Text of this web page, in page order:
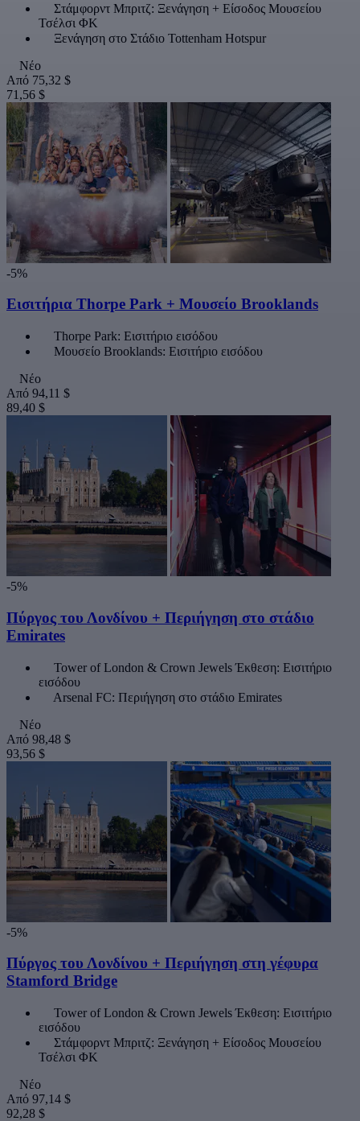
Στάμφορντ Μπριτζ: Ξενάγηση + Είσοδος Μουσείου
Τσέλσι ΦΚ
Ξενάγηση στο Στάδιο Tottenham Hotspur
Νέο
Από 75,32 $
71,56 $
-5%
Εισιτήρια Thorpe Park + Μουσείο Brooklands
Thorpe Park: Εισιτήριο εισόδου
Μουσείο Brooklands: Εισιτήριο εισόδου
Νέο
Από 94,11 $
89,40 $
-5%
Πύργος του Λονδίνου + Περιήγηση στο στάδιο
Emirates
Tower of London & Crown Jewels Έκθεση: Εισιτήριο
εισόδου
Arsenal FC: Περιήγηση στο στάδιο Emirates
Νέο
Από 98,48 $
93,56 $
-5%
Πύργος του Λονδίνου + Περιήγηση στη γέφυρα
Stamford Bridge
Tower of London & Crown Jewels Έκθεση: Εισιτήριο
εισόδου
Στάμφορντ Μπριτζ: Ξενάγηση + Είσοδος Μουσείου
Τσέλσι ΦΚ
Νέο
Από 97,14 $
92,28 $